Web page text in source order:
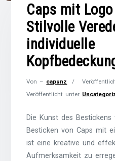
Caps mit
Stilvolle
individuelle
Von – capunz
Veröffentlicht unter
Die Kunst des
Besticken von Caps mit
ist eine kreative und
Aufmerksamkeit zu